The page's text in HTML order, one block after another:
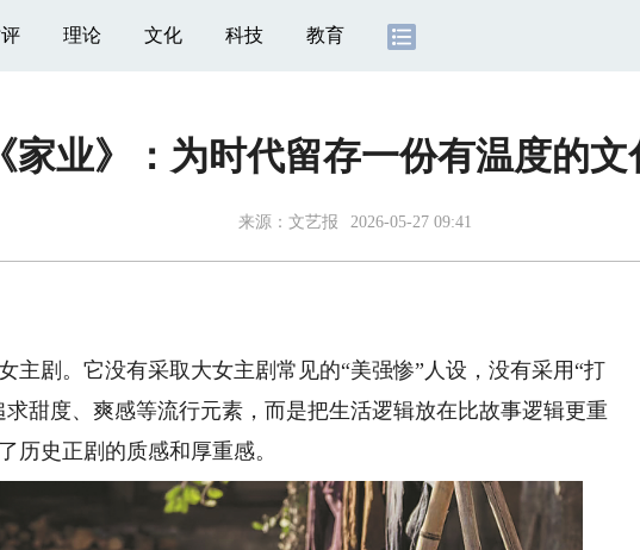
理论 文化 科技 教育
《家业》：为时代留存一份有温度的
来源： 文艺报 2026-05-27 09:41
剧。它没有采取大女主剧常见的“美强惨”人设，没有采用“打
甜度、爽感等流行元素，而是把生活逻辑放在比故事逻辑更重
历史正剧的质感和厚重感。